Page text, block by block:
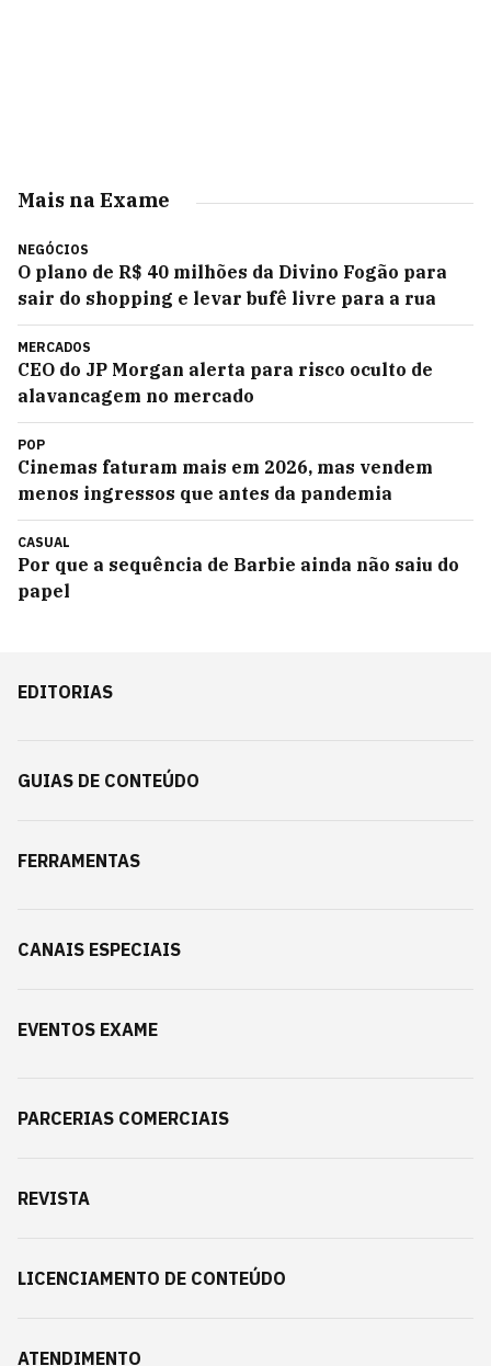
Mais na Exame
NEGÓCIOS
O plano de R$ 40 milhões da Divino Fogão para
sair do shopping e levar bufê livre para a rua
MERCADOS
CEO do JP Morgan alerta para risco oculto de
alavancagem no mercado
POP
Cinemas faturam mais em 2026, mas vendem
menos ingressos que antes da pandemia
CASUAL
Por que a sequência de Barbie ainda não saiu do
papel
EDITORIAS
GUIAS DE CONTEÚDO
FERRAMENTAS
CANAIS ESPECIAIS
EVENTOS EXAME
PARCERIAS COMERCIAIS
REVISTA
LICENCIAMENTO DE CONTEÚDO
ATENDIMENTO